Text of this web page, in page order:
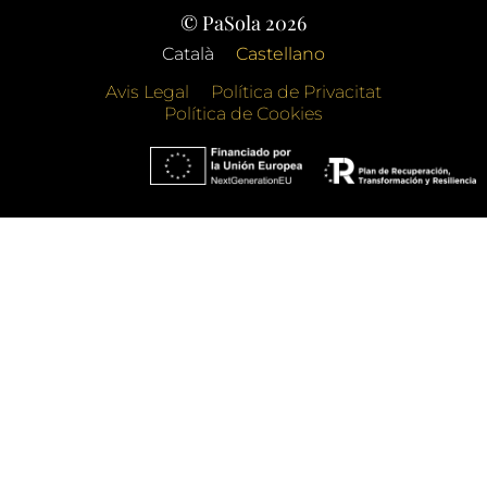
© PaSola 2026
Català
Castellano
Avis Legal
Política de Privacitat
Política de Cookies